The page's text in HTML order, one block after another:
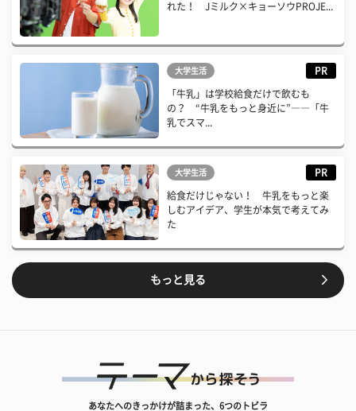
れた！ Jミルク×キョーソウPROJE...
大学生活 PR
「牛乳」は学校給食だけで飲むも
の？ “牛乳をもっと身近に”――「牛
乳でスマ...
大学生活 PR
給食だけじゃない！ 牛乳をもっと楽
しむアイデア、学生が本気で考えてみ
た
もっと見る
あなたへのきっかけが詰まった、6つのトビラ